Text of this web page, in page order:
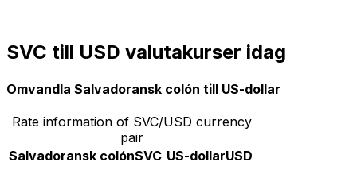
SVC till USD valutakurser idag
Omvandla Salvadoransk colón till US-dollar
Rate information of SVC/USD currency
pair
Salvadoransk colónSVC US-dollarUSD